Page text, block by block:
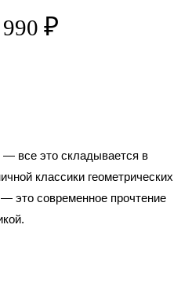
все это складывается в
классики геометрических
это современное прочтение